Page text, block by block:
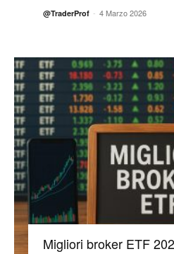
@TraderProf - 4 Marzo 2026
Migliori broker ETF